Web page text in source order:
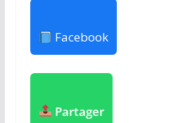
Facebook
Partager